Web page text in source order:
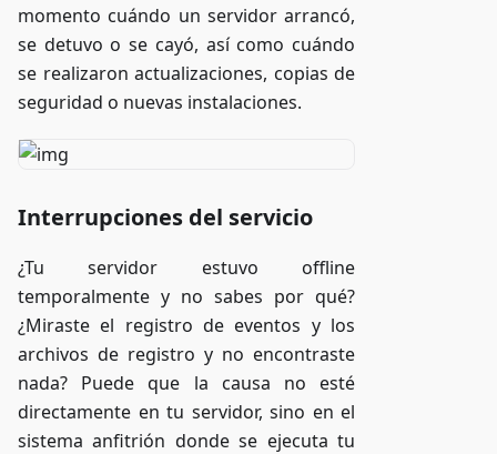
momento cuándo un servidor arrancó,
se detuvo o se cayó, así como cuándo
se realizaron actualizaciones, copias de
seguridad o nuevas instalaciones.
Interrupciones del servicio
¿Tu servidor estuvo offline
temporalmente y no sabes por qué?
¿Miraste el registro de eventos y los
archivos de registro y no encontraste
nada? Puede que la causa no esté
directamente en tu servidor, sino en el
sistema anfitrión donde se ejecuta tu